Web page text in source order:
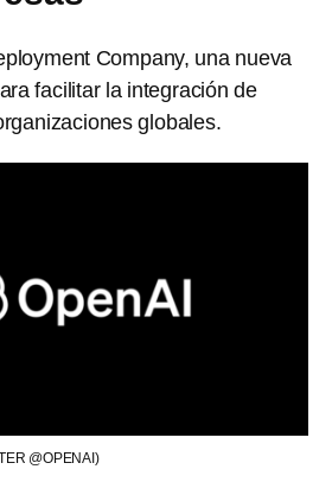
Company, una nueva
facilitar la integración de
globales.
@OPENAI)